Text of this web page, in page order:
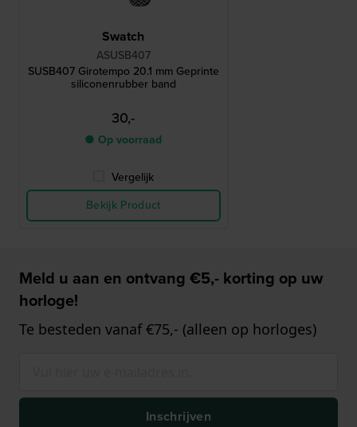
Swatch
ASUSB407
SUSB407 Girotempo 20.1 mm Geprinte
siliconenrubber band
30,-
● Op voorraad
Vergelijk
Bekijk Product
Meld u aan en ontvang €5,- korting op uw
horloge!
Te besteden vanaf €75,- (alleen op horloges)
Inschrijven